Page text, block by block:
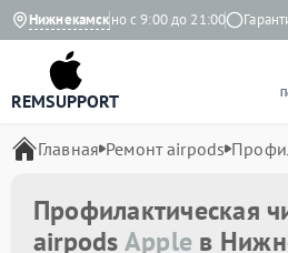
Нижнекамск
Ежедневно с 9:00 до 21:00
REMSUPPORT
Главная Ремонт airpods
Профилактическая
airpodsApple в